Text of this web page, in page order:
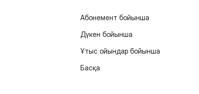
Абонемент бойынша
Дүкен бойынша
Ұтыс ойындар бойынша
Басқа